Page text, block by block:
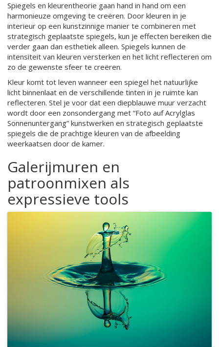
Spiegels en kleurentheorie gaan hand in hand om een
harmonieuze omgeving te creëren. Door kleuren in je
interieur op een kunstzinnige manier te combineren met
strategisch geplaatste spiegels, kun je effecten bereiken die
verder gaan dan esthetiek alleen. Spiegels kunnen de
intensiteit van kleuren versterken en het licht reflecteren om
zo de gewenste sfeer te creëren.
Kleur komt tot leven wanneer een spiegel het natuurlijke
licht binnenlaat en de verschillende tinten in je ruimte kan
reflecteren. Stel je voor dat een diepblauwe muur verzacht
wordt door een zonsondergang met “Foto auf Acrylglas
Sonnenuntergang” kunstwerken en strategisch geplaatste
spiegels die de prachtige kleuren van de afbeelding
weerkaatsen door de kamer.
Galerijmuren en
patroonmixen als
expressieve tools